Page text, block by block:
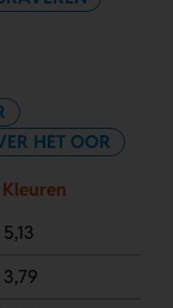
HET OOR